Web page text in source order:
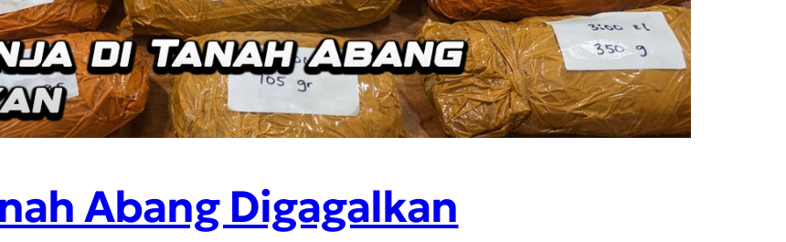
Abang Digagalkan